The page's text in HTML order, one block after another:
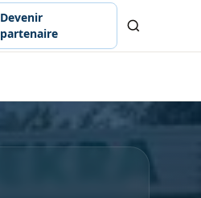
Devenir
partenaire